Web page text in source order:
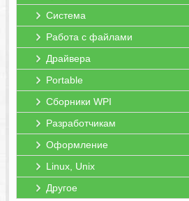
Система
Работа с файлами
Драйвера
Portable
Сборники WPI
Разработчикам
Оформление
Linux, Unix
Другое